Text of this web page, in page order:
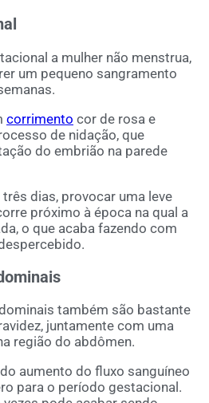
a mulher não menstrua,
um pequeno sangramento
corrimento cor de rosa e
de nidação, que
do embrião na parede
dias, provocar uma leve
próximo à época na qual a
o que acaba fazendo com
também são bastante
juntamente com uma
região do abdômen.
aumento do fluxo sanguíneo
para o período gestacional.